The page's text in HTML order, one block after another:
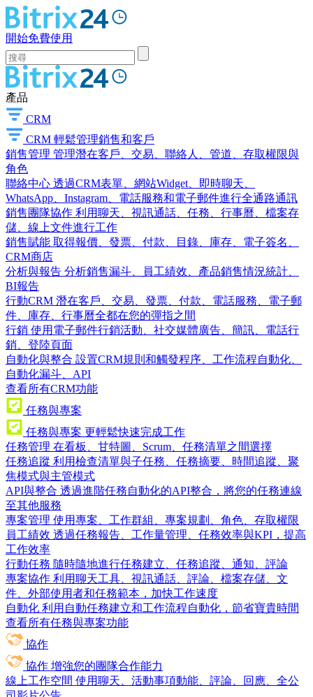
開始免費使用
產品
CRM
CRM 輕鬆管理銷售和客戶
銷售管理 管理潛在客戶、交易、聯絡人、管道、存取權限與
角色
聯絡中心 透過CRM表單、網站Widget、即時聊天、
WhatsApp、Instagram、電話服務和電子郵件進行全通路通訊
銷售團隊協作 利用聊天、視訊通話、任務、行事曆、檔案存
儲、線上文件進行工作
銷售賦能 取得報價、發票、付款、目錄、庫存、電子簽名、
CRM商店
分析與報告 分析銷售漏斗、員工績效、產品銷售情況統計、
BI報告
行動CRM 潛在客戶、交易、發票、付款、電話服務、電子郵
件、庫存、行事曆全都在您的彈指之間
行銷 使用電子郵件行銷活動、社交媒體廣告、簡訊、電話行
銷、登陸頁面
自動化與整合 設置CRM規則和觸發程序、工作流程自動化、
自動化漏斗、API
查看所有CRM功能
任務與專案
任務與專案 更輕鬆快速完成工作
任務管理 在看板、甘特圖、Scrum、任務清單之間選擇
任務追蹤 利用檢查清單與子任務、任務摘要、時間追蹤、聚
焦模式與主管模式
API與整合 透過進階任務自動化的API整合，將您的任務連線
至其他服務
專案管理 使用專案、工作群組、專案規劃、角色、存取權限
員工績效 透過任務報告、工作量管理、任務效率與KPI，提高
工作效率
行動任務 隨時隨地進行任務建立、任務追蹤、通知、評論
專案協作 利用聊天工具、視訊通話、評論、檔案存儲、文
件、外部使用者和任務範本，加快工作速度
自動化 利用自動任務建立和工作流程自動化，節省寶貴時間
查看所有任務與專案功能
協作
協作 增強您的團隊合作能力
線上工作空間 使用聊天、活動事項動能、評論、回應、全公